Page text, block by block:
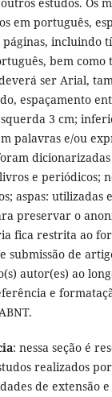
estudos. Os
em português,
incluindo
bem como
ser Arial,
espaçamento
3 cm;
palavras e/ou
e periódicos;
aspas: utilizadas
preservar o
fica restrita ao
submissão de
autor(es) ao
e
: nessa seção é
realizados
de extensão